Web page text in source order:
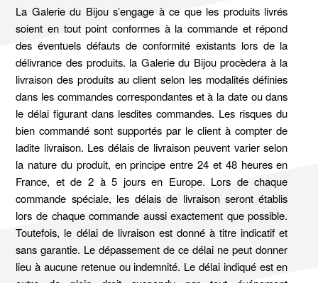
La Galerie du Bijou s’engage à ce que les produits livrés
soient en tout point conformes à la commande et répond
des éventuels défauts de conformité existants lors de la
délivrance des produits. la Galerie du Bijou procèdera à la
livraison des produits au client selon les modalités définies
dans les commandes correspondantes et à la date ou dans
le délai figurant dans lesdites commandes. Les risques du
bien commandé sont supportés par le client à compter de
ladite livraison. Les délais de livraison peuvent varier selon
la nature du produit, en principe entre 24 et 48 heures en
France, et de 2 à 5 jours en Europe. Lors de chaque
commande spéciale, les délais de livraison seront établis
lors de chaque commande aussi exactement que possible.
Toutefois, le délai de livraison est donné à titre indicatif et
sans garantie. Le dépassement de ce délai ne peut donner
lieu à aucune retenue ou indemnité. Le délai indiqué est en